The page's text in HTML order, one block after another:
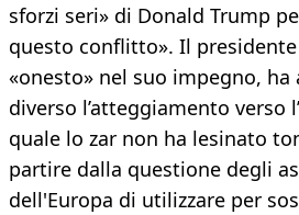
sforzi seri» di Donald Trump
questo conflitto». Il
«onesto» nel suo impegno,
diverso l’atteggiamento verso
quale lo zar non ha lesinato
partire dalla questione degli
dell'Europa di utilizzare per